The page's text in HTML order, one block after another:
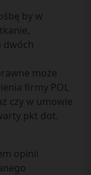
by w
dwóch
może
firmy POL
czy w umowie
pkt dot.
opinii